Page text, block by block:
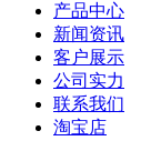
产品中心
新闻资讯
客户展示
公司实力
联系我们
淘宝店